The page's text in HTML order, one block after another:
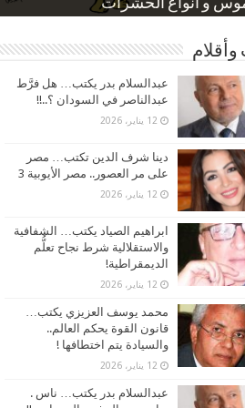
و أنواع الحشرات
بعد ارتفاع الأسعار
نسبة الطلاق في مصر
كاركاتيرية
كاركاتيرية
وأقلام
عبدالسلام بدر يكتب… هل فرَّط
عبدالناصر في السودان ؟..!!
12 يناير، 2026
دينا شرف الدين تكتب… مصر
على مر العصور.. مصر الأيوبية 3
12 يناير، 2026
ابراهيم الصياد يكتب… الشفافية
والاستقلالية شرط نجاح تعلُّم
الديمقراطية!
12 يناير، 2026
محمد يوسف العزيزي يكتب…
قانون القوة يحكم العالم..
والسيادة يتم اختطافها !
12 يناير، 2026
عبدالسلام بدر يكتب… ناس .